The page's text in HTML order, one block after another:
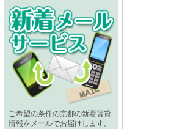
ご希望の条件の京都の新着賃貸
情報をメールでお届けします。